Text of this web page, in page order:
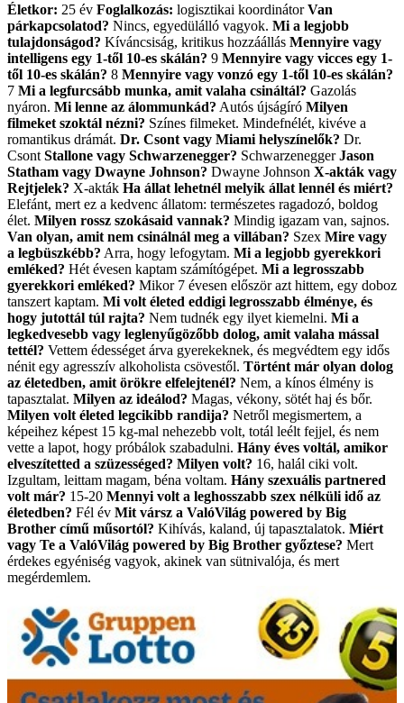
Életkor: 25 év Foglalkozás: logisztikai koordinátorVan
párkapcsolatod? Nincs, egyedülálló vagyok. Mi a legjobb
tulajdonságod? Kíváncsiság, kritikus hozzáállás Mennyire vagy
intelligens egy 1-től 10-es skálán? 9 Mennyire vagy vicces egy 1-
től 10-es skálán? 8 Mennyire vagy vonzó egy 1-től 10-es skálán?
7 Mi a legfurcsább munka, amit valaha csináltál? Gazolás
nyáron. Mi lenne az álommunkád? Autós újságíró Milyen
filmeket szoktál nézni? Színes filmeket. Mindefnélét, kivéve a
romantikus drámát. Dr. Csont vagy Miami helyszínelők? Dr.
Csont Stallone vagy Schwarzenegger? SchwarzeneggerJason
Statham vagy Dwayne Johnson? Dwayne Johnson X-akták vagy
Rejtjelek? X-akták Ha állat lehetnél melyik állat lennél és miért?
Elefánt, mert ez a kedvenc állatom: természetes ragadozó, boldog
élet. Milyen rossz szokásaid vannak? Mindig igazam van, sajnos.
Van olyan, amit nem csinálnál meg a villában? Szex Mire vagy
a legbüszkébb? Arra, hogy lefogytam. Mi a legjobb gyerekkori
emléked? Hét évesen kaptam számítógépet. Mi a legrosszabb
gyerekkori emléked? Mikor 7 évesen először azt hittem, egy doboz
tanszert kaptam. Mi volt életed eddigi legrosszabb élménye, és
hogy jutottál túl rajta? Nem tudnék egy ilyet kiemelni. Mi a
legkedvesebb vagy leglenyűgözőbb dolog, amit valaha mással
tettél? Vettem édességet árva gyerekeknek, és megvédtem egy idős
nénit egy agresszív alkoholista csövestől. Történt már olyan dolog
az életedben, amit örökre elfelejtenél? Nem, a kínos élmény is
tapasztalat. Milyen az ideálod? Magas, vékony, sötét haj és bőr.
Milyen volt életed legcikibb randija? Netről megismertem, a
képeihez képest 15 kg-mal nehezebb volt, totál leélt fejjel, és nem
vette a lapot, hogy próbálok szabadulni. Hány éves voltál, amikor
elveszítetted a szüzességed? Milyen volt? 16, halál ciki volt.
Izgultam, leittam magam, béna voltam. Hány szexuális partnered
volt már? 15-20 Mennyi volt a leghosszabb szex nélküli idő az
életedben? Fél év Mit vársz a ValóVilág powered by Big
Brother című műsortól? Kihívás, kaland, új tapasztalatok. Miért
vagy Te a ValóVilág powered by Big Brother győztese? Mert
érdekes egyéniség vagyok, akinek van sütnivalója, és mert
megérdemlem.